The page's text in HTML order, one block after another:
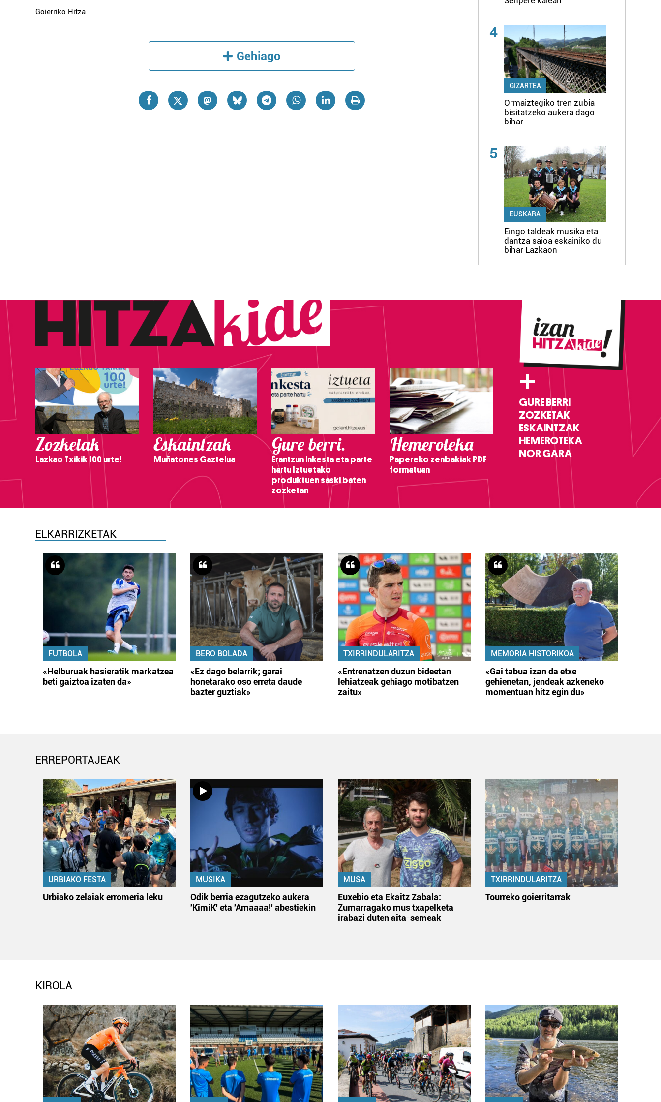
Goierriko Hitza
Gehiago
4
GIZARTEA
Ormaiztegiko tren zubia
bisitatzeko aukera dago
bihar
5
EUSKARA
Eingo taldeak musika eta
dantza saioa eskainiko du
bihar Lazkaon
Zozketak
Lazkao Txikik 100 urte!
Eskaintzak
Muñatones Gaztelua
Gure berri.
Erantzun inkesta eta parte
hartu Iztuetako
produktuen saski baten
zozketan
Hemeroteka
Papereko zenbakiak PDF
formatuan
+
GURE BERRI
ZOZKETAK
ESKAINTZAK
HEMEROTEKA
NOR GARA
ELKARRIZKETAK
FUTBOLA
«Helburuak hasieratik markatzea
beti gaiztoa izaten da»
BERO BOLADA
«Ez dago belarrik; garai
honetarako oso erreta daude
bazter guztiak»
TXIRRINDULARITZA
«Entrenatzen duzun bideetan
lehiatzeak gehiago motibatzen
zaitu»
MEMORIA HISTORIKOA
«Gai tabua izan da etxe
gehienetan, jendeak azkeneko
momentuan hitz egin du»
ERREPORTAJEAK
URBIAKO FESTA
Urbiako zelaiak erromeria leku
MUSIKA
Odik berria ezagutzeko aukera
'KimiK' eta 'Amaaaa!' abestiekin
MUSA
Euxebio eta Ekaitz Zabala:
Zumarragako mus txapelketa
irabazi duten aita-semeak
TXIRRINDULARITZA
Tourreko goierritarrak
KIROLA